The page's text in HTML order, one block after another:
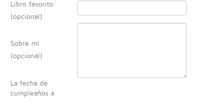
Libro favorito
(opcional)
Sobre mí
(opcional)
La fecha de
cumpleaños a